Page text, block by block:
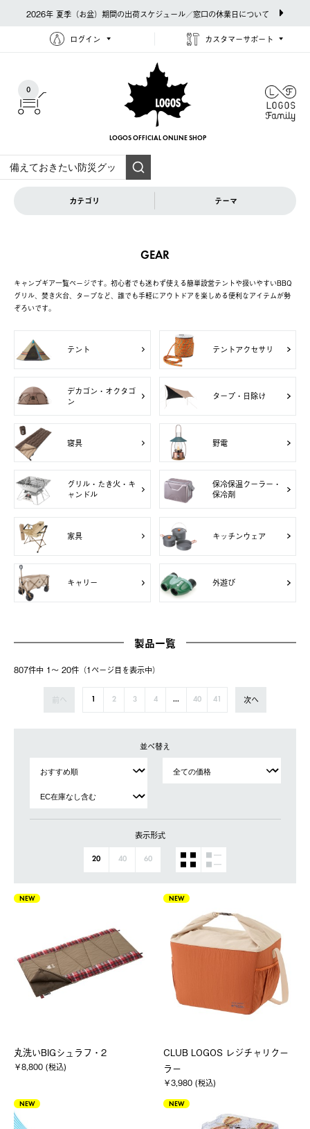
2026年 夏季（お盆）期間の出荷スケジュール／窓口の休業日について
ログイン カスタマーサポート
0
LOGOS OFFICIAL ONLINE SHOP
カテゴリ テーマ
GEAR
キャンプギア一覧ページです。初心者でも迷わず使える簡単設営テントや扱いやすいBBQ
グリル、焚き火台、タープなど、誰でも手軽にアウトドアを楽しめる便利なアイテムが勢
ぞろいです。
テント テントアクセサリ
デカゴン・オクタゴ
ン
タープ・日除け
寝具 野電
グリル・たき火・キ
ャンドル
保冷保温クーラー・
保冷剤
家具 キッチンウェア
キャリー 外遊び
製品一覧
807件中 1〜 20件（1ページ⽬を表⽰中）
前へ 1 2 3 4 ... 40 41 次へ
並べ替え
表示形式
20 40 60
NEW
丸洗いBIGシュラフ・2
￥8,800 (税込)
NEW
CLUB LOGOS レジチャリクー
ラー
￥3,980 (税込)
NEW NEW